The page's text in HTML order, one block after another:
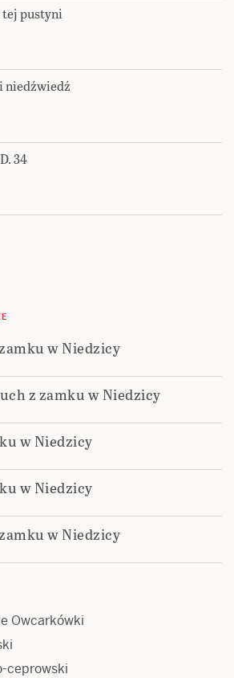
tej pustyni
niedźwiedź
34
w Niedzicy
z zamku w Niedzicy
w Niedzicy
w Niedzicy
w Niedzicy
Owcarkówki
ceprowski